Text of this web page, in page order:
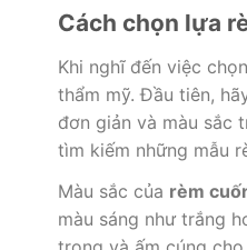
Cách chọn lựa
Khi nghĩ đến việc
thẩm mỹ. Đầu tiên,
đơn giản và màu sắc
tìm kiếm những mẫu
Màu sắc của rèm
màu sáng như trắng